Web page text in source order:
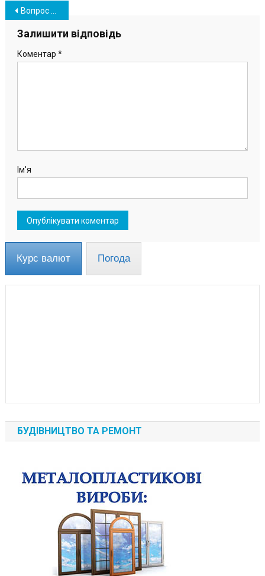
Навігація
записів
Вопрос продажи земельного участка в Южном вызвал споры среди депутатов
Залишити відповідь
Коментар *
Ім'я
Курс валют Погода
БУДІВНИЦТВО ТА РЕМОНТ